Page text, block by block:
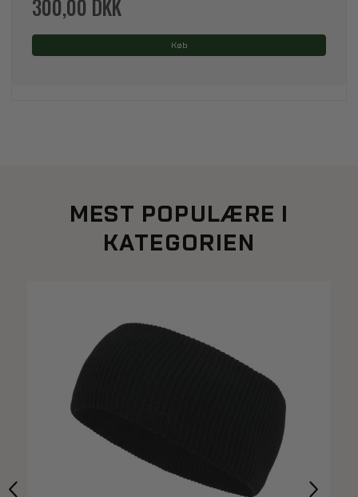
300,00 DKK
Køb
MEST POPULÆRE I
KATEGORIEN